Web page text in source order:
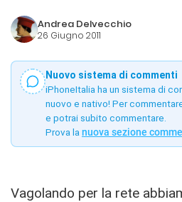
Andrea Delvecchio
26 Giugno 2011
Nuovo sistema di commenti
iPhoneItalia ha un sistema di
nuovo e nativo! Per
e potrai subito commentare.
Prova la nuova sezione
Vagolando per la rete